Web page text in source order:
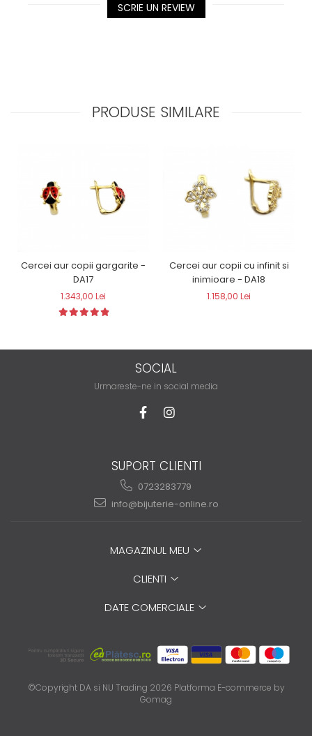
SCRIE UN REVIEW
PRODUSE SIMILARE
Cercei aur copii gargarite -
DA17
1.343,00 Lei
Cercei aur copii cu infinit si
inimioare - DA18
1.158,00 Lei
SOCIAL
Urmareste-ne in social media
SUPORT CLIENTI
0723283779
info@bijuterie-online.ro
MAGAZINUL MEU
CLIENTI
DATE COMERCIALE
©Copyright DA si NU Trading 2026 Platforma E-commerce by
Gomag